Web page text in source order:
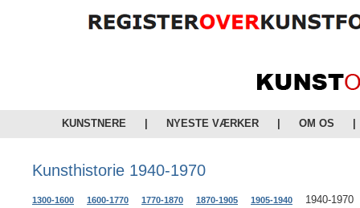
KUNSTNERE NYESTE VÆRKER OM OS
Kunsthistorie 1940-1970
1300-1600 1600-1770 1770-1870 1870-1905 1905-1940 1940-1970